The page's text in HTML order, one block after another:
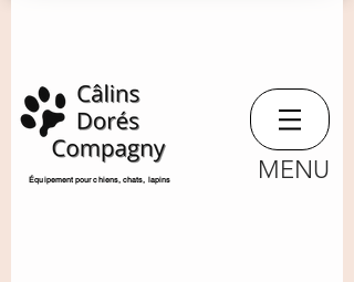
​Équipement pour chiens, chats, lapins MENU